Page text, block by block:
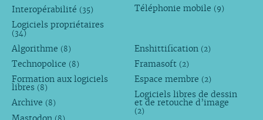
Interopérabilité (35)
Logiciels propriétaires
(34)
Téléphonie mobile (9)
Algorithme (8)
Technopolice (8)
Formation aux logiciels
libres (8)
Archive (8)
Enshittification (2)
Framasoft (2)
Espace membre (2)
Logiciels libres de dessin
et de retouche d’image
(2)